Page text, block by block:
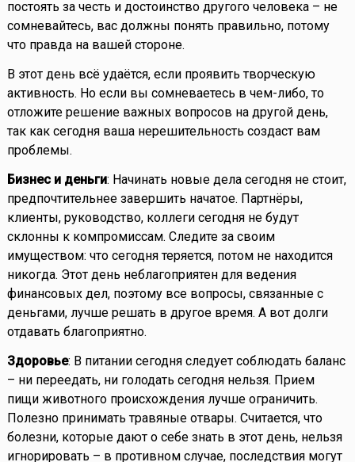
постоять за честь и достоинство другого человека – не
сомневайтесь, вас должны понять правильно, потому
что правда на вашей стороне.
В этот день всё удаётся, если проявить творческую
активность. Но если вы сомневаетесь в чем-либо, то
отложите решение важных вопросов на другой день,
так как сегодня ваша нерешительность создаст вам
проблемы.
Бизнес и деньги: Начинать новые дела сегодня не стоит,
предпочтительнее завершить начатое. Партнёры,
клиенты, руководство, коллеги сегодня не будут
склонны к компромиссам. Следите за своим
имуществом: что сегодня теряется, потом не находится
никогда. Этот день неблагоприятен для ведения
финансовых дел, поэтому все вопросы, связанные с
деньгами, лучше решать в другое время. А вот долги
отдавать благоприятно.
Здоровье: В питании сегодня следует соблюдать баланс
– ни переедать, ни голодать сегодня нельзя. Прием
пищи животного происхождения лучше ограничить.
Полезно принимать травяные отвары. Считается, что
болезни, которые дают о себе знать в этот день, нельзя
игнорировать – в противном случае, последствия могут